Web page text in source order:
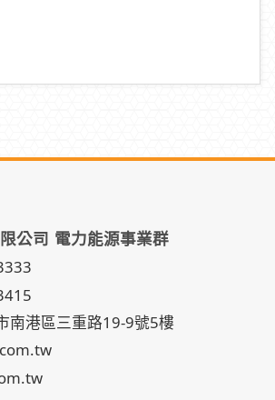
公司 電力能源事業群
南港區三重路19-9號5樓